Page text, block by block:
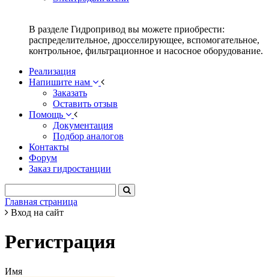
В разделе Гидропривод вы можете приобрести:
распределительное, дросселирующее, вспомогательное,
контрольное, фильтрационное и насосное оборудование.
Реализация
Напишите нам
Заказать
Оставить отзыв
Помощь
Документация
Подбор аналогов
Контакты
Форум
Заказ гидростанции
Главная страница
Вход на сайт
Регистрация
Имя